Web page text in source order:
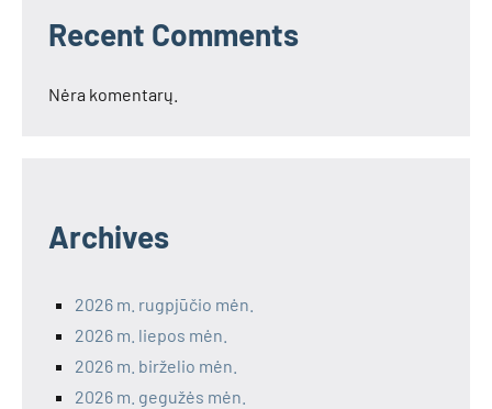
Recent Comments
Nėra komentarų.
Archives
2026 m. rugpjūčio mėn.
2026 m. liepos mėn.
2026 m. birželio mėn.
2026 m. gegužės mėn.